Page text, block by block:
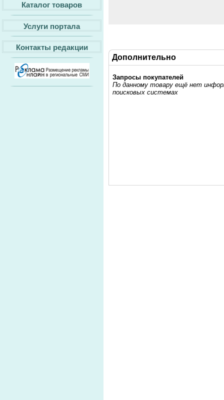
Каталог товаров
Услуги портала
Контакты редакции
Дополнительно
Запросы покупателей
По данному товару ещё нет
поисковых системах